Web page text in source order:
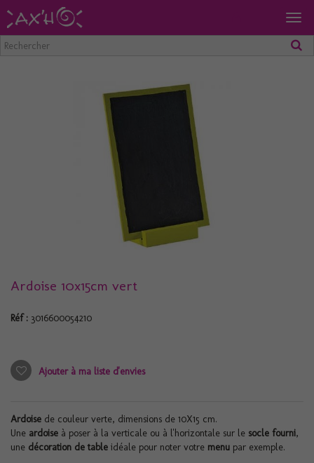
Ardoise 10x15cm vert
Réf : 3016600054210
Ajouter à ma liste d'envies
Ardoise de couleur verte, dimensions de 10X15 cm.
Une ardoise à poser à la verticale ou à l'horizontale sur le socle fourni,
une décoration de table idéale pour noter votre menu par exemple.